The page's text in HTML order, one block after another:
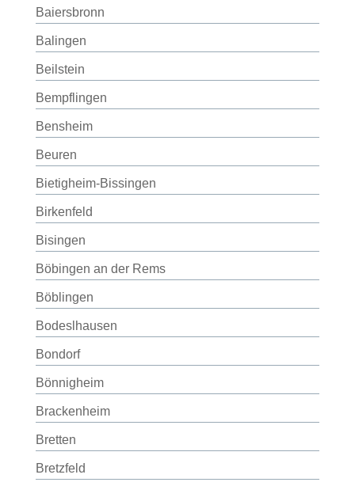
Baiersbronn
Balingen
Beilstein
Bempflingen
Bensheim
Beuren
Bietigheim-Bissingen
Birkenfeld
Bisingen
Böbingen an der Rems
Böblingen
Bodeslhausen
Bondorf
Bönnigheim
Brackenheim
Bretten
Bretzfeld